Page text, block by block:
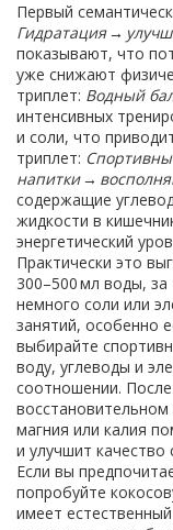
Первый
Гидратация →
показывают, что
уже снижают
триплет: Водный
интенсивных
и соли, что
триплет:
напитки →
содержащие
жидкости в
энергетический
Практически это
300–500 мл воды,
немного соли или
занятий, особенно
выбирайте
воду, углеводы и
соотношении.
магния или калия
и улучшит качество
Если вы
попробуйте
имеет